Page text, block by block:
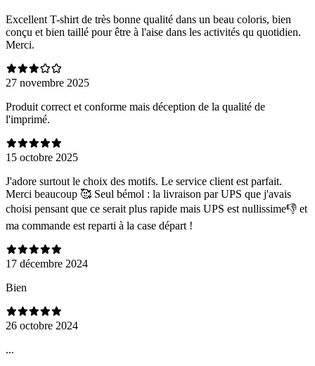
Excellent T-shirt de très bonne qualité dans un beau coloris, bien
conçu et bien taillé pour être à l'aise dans les activités qu quotidien.
Merci.
27 novembre 2025
Produit correct et conforme mais déception de la qualité de
l'imprimé.
15 octobre 2025
J'adore surtout le choix des motifs. Le service client est parfait.
Merci beaucoup 🥰 Seul bémol : la livraison par UPS que j'avais
choisi pensant que ce serait plus rapide mais UPS est nullissime👎 et
ma commande est reparti à la case départ !
17 décembre 2024
Bien
26 octobre 2024
...